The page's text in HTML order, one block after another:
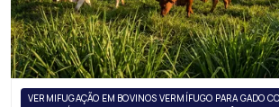
VERMIFUGAÇÃO EM BOVINOS VERMÍFUGO PARA GADO